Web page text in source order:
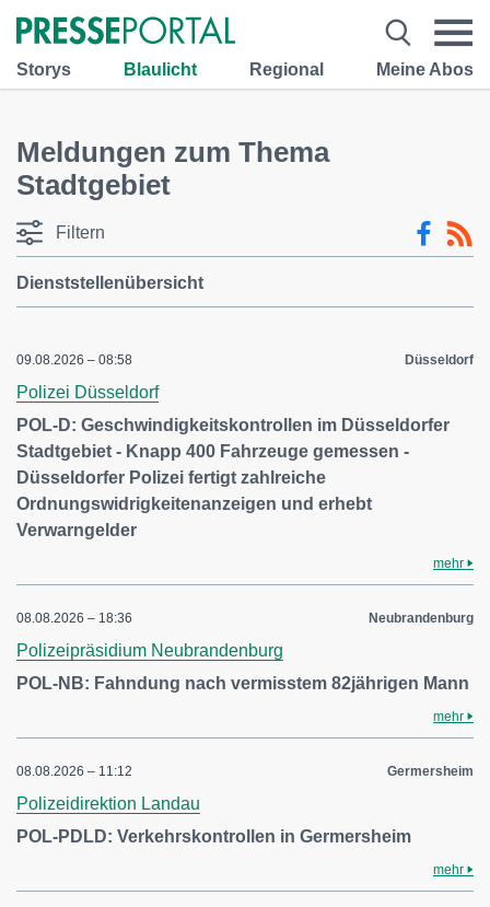
Storys Blaulicht Regional Meine Abos
Meldungen zum Thema
Stadtgebiet
Filtern
Dienststellenübersicht
09.08.2026 – 08:58 Düsseldorf
Polizei Düsseldorf
POL-D: Geschwindigkeitskontrollen im Düsseldorfer
Stadtgebiet - Knapp 400 Fahrzeuge gemessen -
Düsseldorfer Polizei fertigt zahlreiche
Ordnungswidrigkeitenanzeigen und erhebt
Verwarngelder
mehr
08.08.2026 – 18:36 Neubrandenburg
Polizeipräsidium Neubrandenburg
POL-NB: Fahndung nach vermisstem 82jährigen Mann
mehr
08.08.2026 – 11:12 Germersheim
Polizeidirektion Landau
POL-PDLD: Verkehrskontrollen in Germersheim
mehr